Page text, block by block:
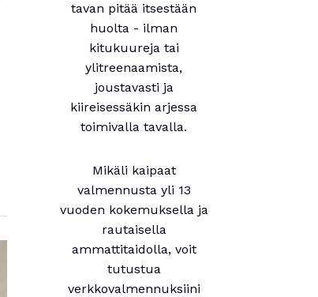
tavan pitää itsestään
huolta - ilman
kitukuureja tai
ylitreenaamista,
joustavasti ja
kiireisessäkin arjessa
toimivalla tavalla.
Mikäli kaipaat
valmennusta yli 13
vuoden kokemuksella ja
rautaisella
ammattitaidolla, voit
tutustua
verkkovalmennuksiini